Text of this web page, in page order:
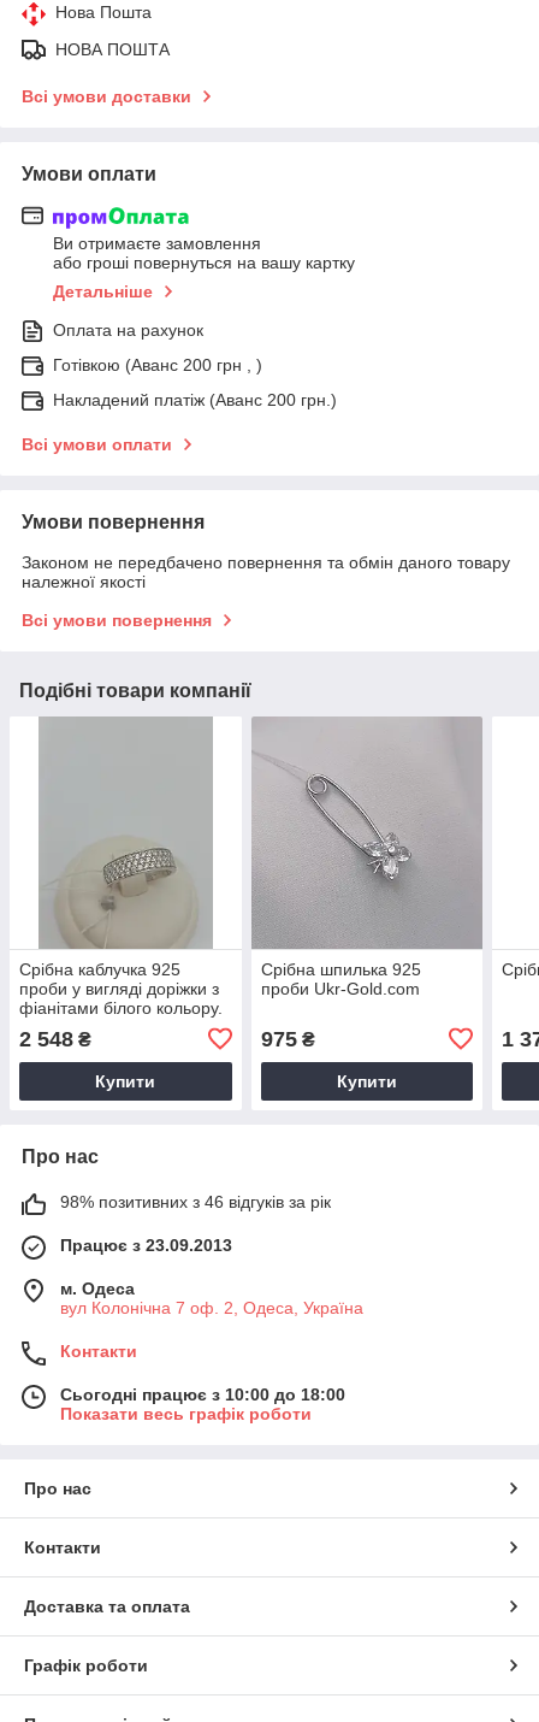
Нова Пошта
НОВА ПОШТА
Всі умови доставки
Умови оплати
Ви отримаєте замовлення
або гроші повернуться на вашу картку
Детальніше
Оплата на рахунок
Готівкою (Аванс 200 грн , )
Накладений платіж (Аванс 200 грн.)
Всі умови оплати
Умови повернення
Законом не передбачено повернення та обмін даного товару
належної якості
Всі умови повернення
Подібні товари компанії
Срібна каблучка 925
проби у вигляді доріжки з
фіанітами білого кольору.
2 548 ₴
Купити
Срібна шпилька 925
проби Ukr-Gold.com
975₴
Купити
1
Про нас
98% позитивних з 46 відгуків за рік
Працює з 23.09.2013
м. Одеса
вул Колонічна 7 оф. 2, Одеса, Україна
Контакти
Сьогодні працює з 10:00 до 18:00
Показати весь графік роботи
Про нас
Контакти
Доставка та оплата
Графік роботи